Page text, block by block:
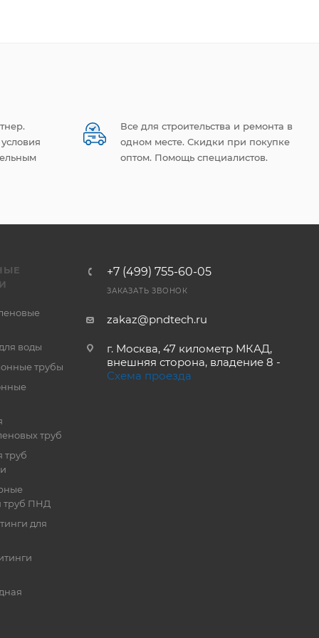
Все для строительства и ремонта в
одном месте. Скидки при покупке
оптом. Помощь специалистов.
воды
трубы
труб
труб
труб ПНД
для
+7 (499) 755-60-05
ЗАКАЗАТЬ ЗВОНОК
zakaz@pndtech.ru
г. Москва, 47 километр МКАД,
внешняя сторона, владение 8 -
Схема проезда